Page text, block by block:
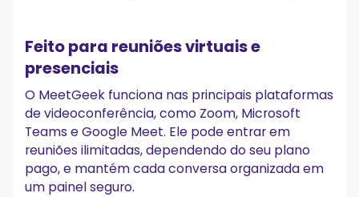
Feito para reuniões virtuais e
presenciais
O MeetGeek funciona nas principais plataformas
de videoconferência, como Zoom, Microsoft
Teams e Google Meet. Ele pode entrar em
reuniões ilimitadas, dependendo do seu plano
pago, e mantém cada conversa organizada em
um painel seguro.